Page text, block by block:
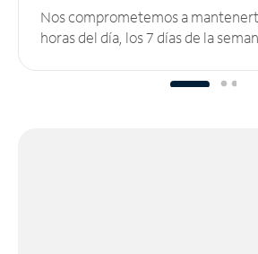
Nos comprometemos a
horas del día, los 7 días de la